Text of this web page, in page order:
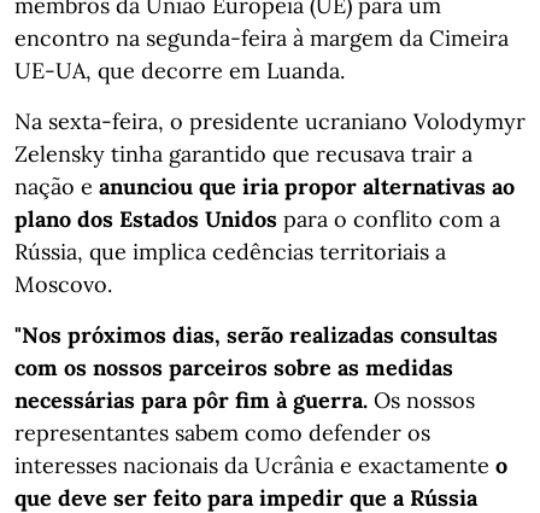
encontro na segunda-feira à margem da Cimeira
UE-UA, que decorre em Luanda.
Na sexta-feira, o presidente ucraniano Volodymyr
Zelensky tinha garantido que recusava trair a
nação e anunciou que iria propor alternativas ao
plano dos Estados Unidos para o conflito com a
Rússia, que implica cedências territoriais a
Moscovo.
"Nos próximos dias, serão realizadas consultas
com os nossos parceiros sobre as medidas
necessárias para pôr fim à guerra. Os nossos
representantes sabem como defender os
interesses nacionais da Ucrânia e exactamente o
que deve ser feito para impedir que a Rússia